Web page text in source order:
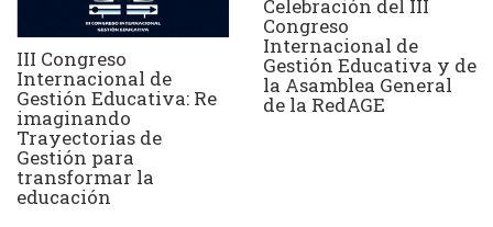
III Congreso
Internacional de
Gestión Educativa: Re
imaginando
Trayectorias de
Gestión para
transformar la
educación
Celebración del III
Congreso
Internacional de
Gestión Educativa y de
la Asamblea General
de la RedAGE